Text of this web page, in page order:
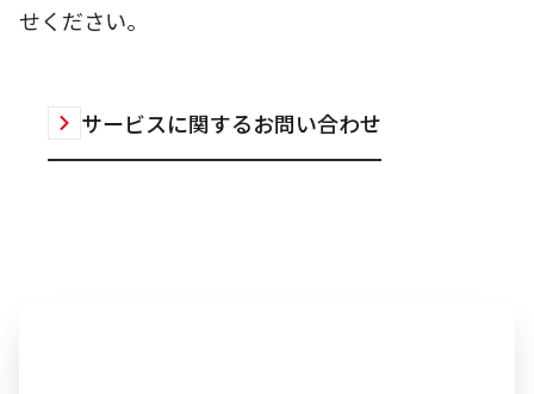
せください。
サービスに関するお問い合わせ